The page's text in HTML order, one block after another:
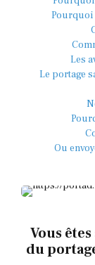
Pourquoi
Les
Le portage
Ou
Vous
du